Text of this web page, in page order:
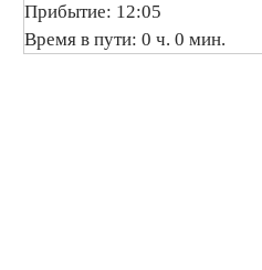
Прибытие: 12:05
Время в пути: 0 ч. 0 мин.